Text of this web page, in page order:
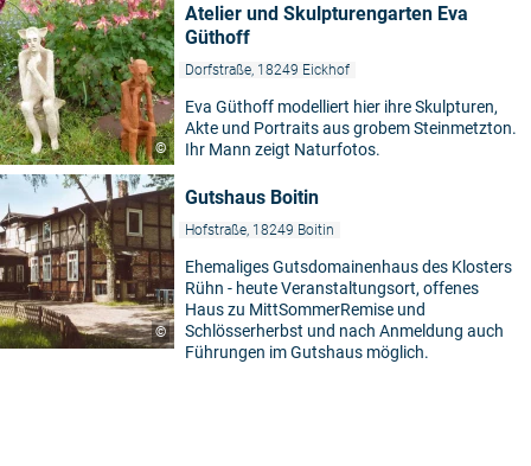
©
Atelier und Skulpturengarten Eva
Güthoff
Dorfstraße, 18249 Eickhof
Eva Güthoff modelliert hier ihre Skulpturen,
Akte und Portraits aus grobem Steinmetzton.
Ihr Mann zeigt Naturfotos.
©
Gutshaus Boitin
Hofstraße, 18249 Boitin
Ehemaliges Gutsdomainenhaus des Klosters
Rühn - heute Veranstaltungsort, offenes
Haus zu MittSommerRemise und
Schlösserherbst und nach Anmeldung auch
Führungen im Gutshaus möglich.